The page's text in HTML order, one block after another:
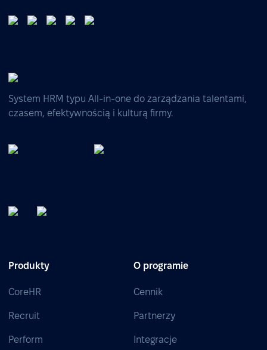
System HRM typu All-in-one do zarządzania talentami,
czasem, efektywnością i kulturą firmy.
Produkty
CoreHR
Recruit
Perform
O programie
Cennik
Partnerzy
Integracje